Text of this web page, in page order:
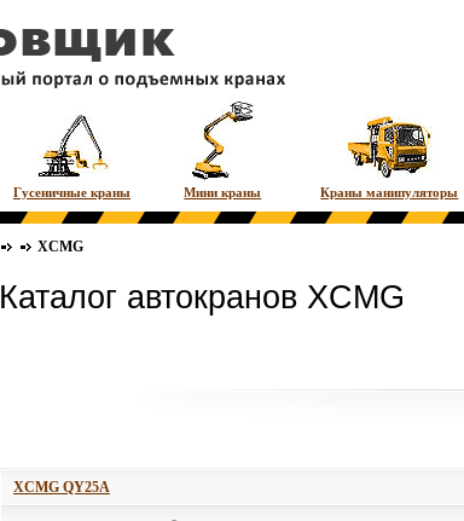
Гусеничные краны Мини краны Краны манипуляторы
XCMG
Каталог автокранов XCMG
XCMG QY25A